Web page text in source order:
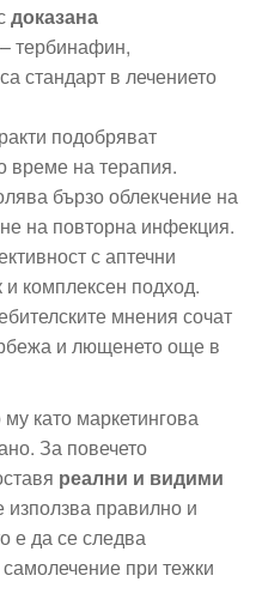
доказана
– тербинафин,
стандарт в лечението
подобряват
време на терапия.
бързо облекчение на
на повторна инфекция.
с аптечни
комплексен подход.
мнения сочат
и лющенето още в
като маркетингова
За повечето
реални и видими
използва правилно и
е да се следва
при тежки